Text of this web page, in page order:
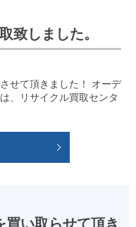
致しました。
せて頂きました！ オーデ
、リサイクル買取センタ